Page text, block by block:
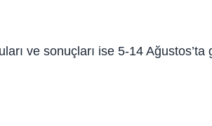
ve sonuçları ise 5-14 Ağustos’ta